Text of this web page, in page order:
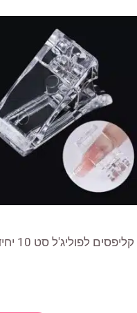
קליפסים לפוליג'ל סט 10 יחידות